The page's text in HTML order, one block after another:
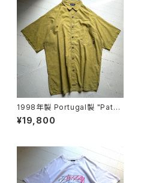
1998年製 Portugal製 "Patag
onia" A/C print shirt
¥19,800